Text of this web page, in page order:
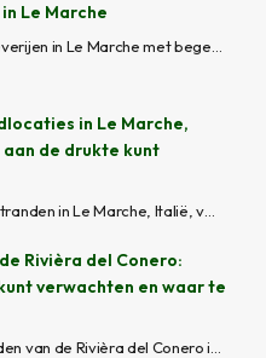
Le Marche
in Le Marche,
de drukte kunt
Ontdek rustige stranden in Le Marche, Italië, van verborgen baaien zoals Mezzavalle tot vredige kustplaatsen zoals Grottammare en Cupra Marittima, perfect om de drukte te vermijden.
Rivièra del Conero:
verwachten en waar te